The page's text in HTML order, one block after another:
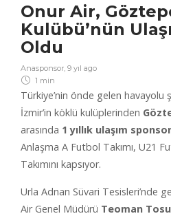
Onur Air,
Kulübü’nün
Oldu
Anasponsor, 9 yıl ago
1 min
Türkiye’nin önde gelen havayolu
İzmir’in köklü kulüplerinden
arasında 1 yıllık ulaşım
Anlaşma A Futbol Takımı, U21
Takımını kapsıyor.
Urla Adnan Süvari Tesisleri’nde
Air Genel Müdürü Teoman